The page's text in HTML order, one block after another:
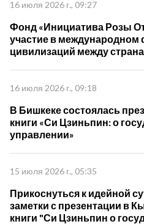
16 июля 2026 г., 09:27
Фонд «Инициатива Розы
участие в международном
цивилизаций между
16 июля 2026 г., 09:18
В Бишкеке состоялась
книги «Си Цзиньпин: о
управлении»
15 июля 2026 г., 05:35
Прикоснуться к идейной
заметки с презентации в
книги "Си Цзиньпин о